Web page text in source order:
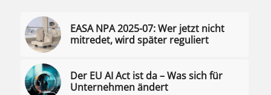
EASA NPA 2025-07: Wer jetzt nicht
mitredet, wird später reguliert
Der EU AI Act ist da – Was sich für
Unternehmen ändert